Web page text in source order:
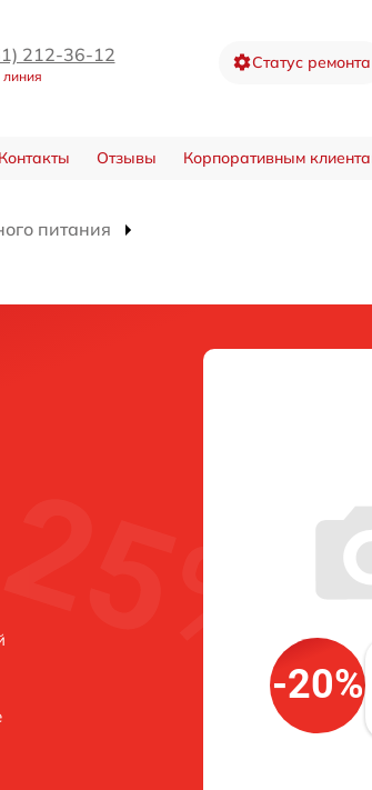
212-36-12 Статус ремонта
Контакты Отзывы Корпоративным
питания
-20%